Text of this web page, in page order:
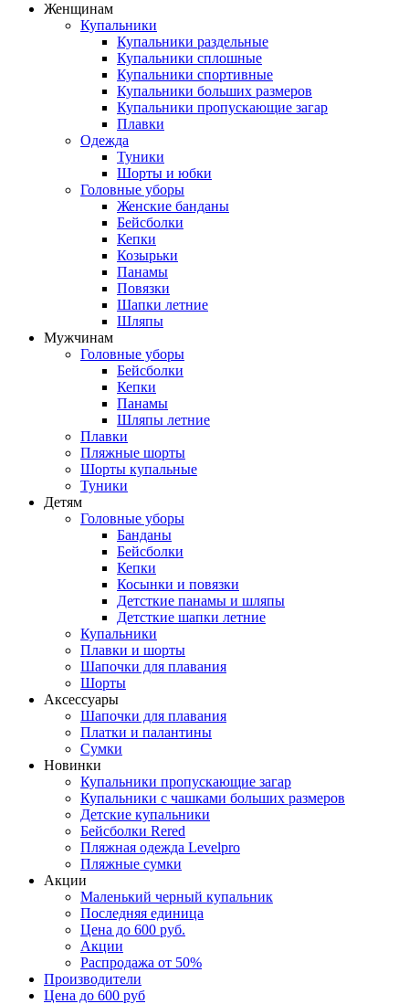
Женщинам
Купальники
Купальники раздельные
Купальники сплошные
Купальники спортивные
Купальники больших размеров
Купальники пропускающие загар
Плавки
Одежда
Туники
Шорты и юбки
Головные уборы
Женские банданы
Бейсболки
Кепки
Козырьки
Панамы
Повязки
Шапки летние
Шляпы
Мужчинам
Головные уборы
Бейсболки
Кепки
Панамы
Шляпы летние
Плавки
Пляжные шорты
Шорты купальные
Туники
Детям
Головные уборы
Банданы
Бейсболки
Кепки
Косынки и повязки
Детсткие панамы и шляпы
Детсткие шапки летние
Купальники
Плавки и шорты
Шапочки для плавания
Шорты
Аксессуары
Шапочки для плавания
Платки и палантины
Сумки
Новинки
Купальники пропускающие загар
Купальники с чашками больших размеров
Детские купальники
Бейсболки Rered
Пляжная одежда Levelpro
Пляжные сумки
Акции
Маленький черный купальник
Последняя единица
Цена до 600 руб.
Акции
Распродажа от 50%
Производители
Цена до 600 руб